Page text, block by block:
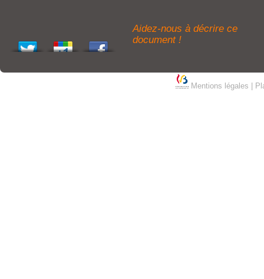
Aidez-nous à décrire ce
document !
Mentions légales